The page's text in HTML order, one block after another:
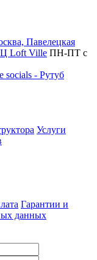
Павелецкая
Loft Ville ПН-ПТ с
Услуги
Гарантии и
данных